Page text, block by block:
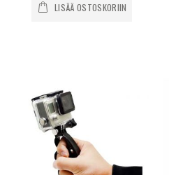
LISÄÄ OSTOSKORIIN